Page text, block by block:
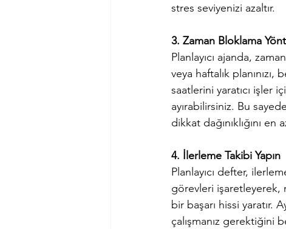
stres seviyenizi azaltır.
3. Zaman Bloklama
Planlayıcı ajanda,
veya haftalık
saatlerini yaratıcı işler
ayırabilirsiniz. Bu
dikkat dağınıklığını
4. İlerleme Takibi Yapın
Planlayıcı defter,
görevleri
bir başarı hissi yaratır.
çalışmanız gerektiğini